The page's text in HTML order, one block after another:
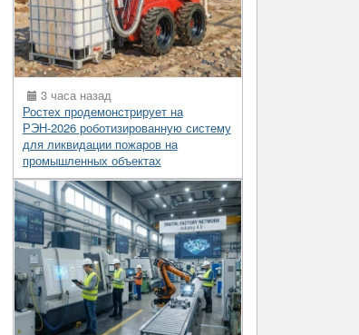
3 часа назад
Ростех продемонстрирует на
РЭН-2026 роботизированную систему
для ликвидации пожаров на
промышленных объектах